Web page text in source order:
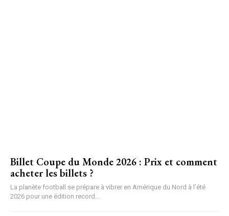
Billet Coupe du Monde 2026 : Prix et comment
acheter les billets ?
La planète football se prépare à vibrer en Amérique du Nord à l’été
2026 pour une édition record...